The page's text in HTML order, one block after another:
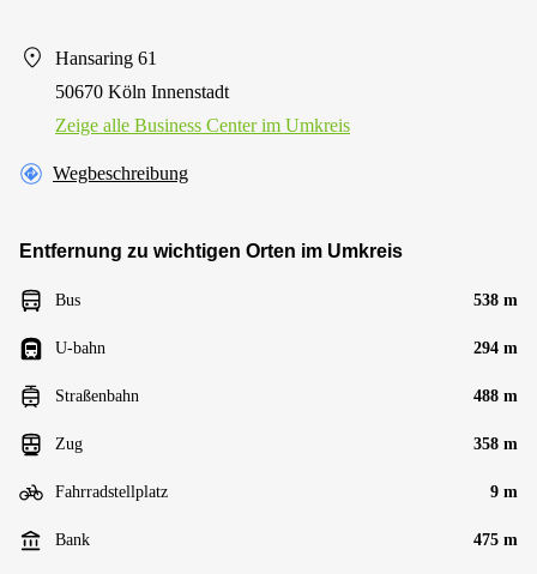
Hansaring 61
50670 Köln Innenstadt
Zeige alle Business Center im Umkreis
Wegbeschreibung
Entfernung zu wichtigen Orten im Umkreis
Bus 538 m
U-bahn 294 m
Straßenbahn 488 m
Zug 358 m
Fahrradstellplatz 9 m
Bank 475 m